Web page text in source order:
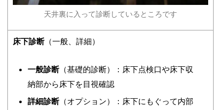
天井裏に入って診断しているところです
床下診断（一般、詳細）
一般診断（基礎的診断）：床下点検口や床下収
納部から床下を目視確認
詳細診断（オプション）：床下にもぐって内部